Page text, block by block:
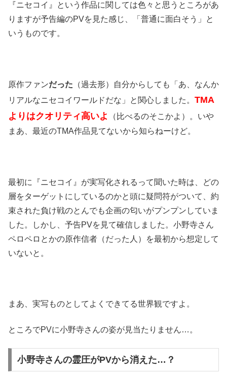
『ニセコイ』という作品に関しては色々と思うところがあ
りますが予告編のPVを見た感じ、「普通に面白そう」と
いうものです。
原作ファンだった （過去形）自分からしても「あ、なんか
リアルなニセコイワールドだな」と関心しました。 TMA
よりはクオリティ高いよ
（比べるのそこかよ）。いや
まあ、最近のTMA作品見てないから知らねーけど。
最初に『ニセコイ』が実写化されるって聞いた時は、どの
層をターゲットにしているのかと頭に疑問符がついて、約
束された負け戦のとんでも企画の匂いがプンプンしていま
した。しかし、予告PVを見て確信しました。小野寺さん
ペロペロとかの原作信者（だった人）を最初から想定して
いないと。
まあ、実写ものとしてよくできてる世界観ですよ。
ところでPVに小野寺さんの姿が見当たりません…。
小野寺さんの霊圧がPVから消えた…？